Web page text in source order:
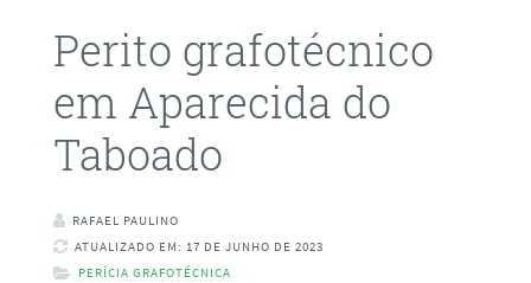
Perito grafotécnico
em Aparecida do
Taboado
RAFAEL PAULINO
ATUALIZADO EM: 17 DE JUNHO DE 2023
PERÍCIA GRAFOTÉCNICA